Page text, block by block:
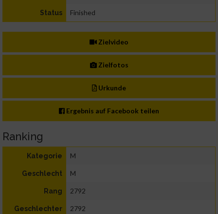
Status Finished
Zielvideo
Zielfotos
Urkunde
Ergebnis auf Facebook teilen
Ranking
Kategorie M
Geschlecht M
Rang 2792
Geschlechter
2792